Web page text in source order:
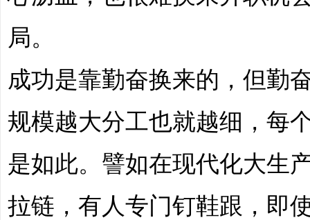
局。
成功是靠勤奋换来的，但勤
规模越大分工也就越细，每
是如此。譬如在现代化大生
拉链，有人专门钉鞋跟，即